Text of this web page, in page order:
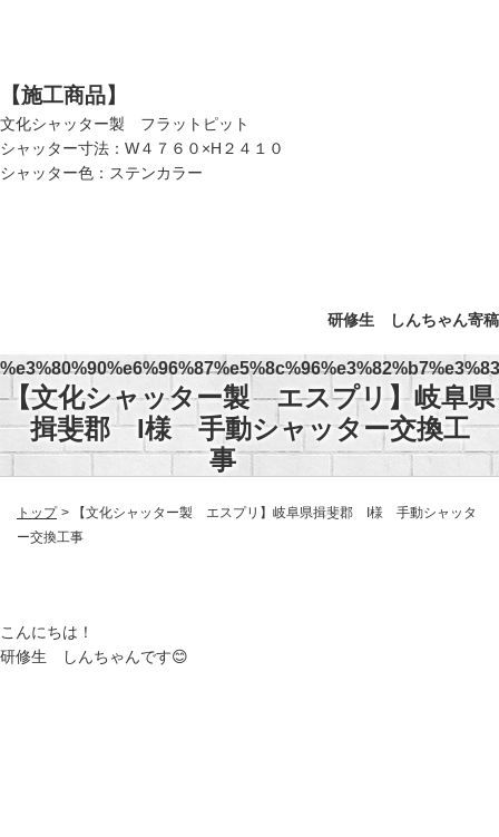
【施工商品】
文化シャッター製 フラットピット
シャッター寸法：W４７６０×H２４１０
シャッター色：ステンカラー
研修生 しんちゃん寄稿
【文化シャッター製 エスプリ】岐阜県
揖斐郡 I様 手動シャッター交換工
事
トップ
【文化シャッター製 エスプリ】岐阜県揖斐郡 I様 手動シャッタ
ー交換工事
こんにちは！
研修生 しんちゃんです😊